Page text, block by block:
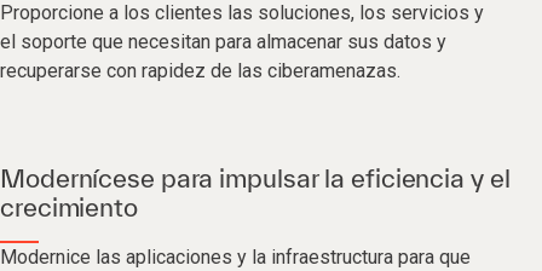
Proporcione a los clientes las soluciones, los servicios y
el soporte que necesitan para almacenar sus datos y
recuperarse con rapidez de las ciberamenazas.
Modernícese para impulsar la eficiencia y el
crecimiento
Modernice las aplicaciones y la infraestructura para que